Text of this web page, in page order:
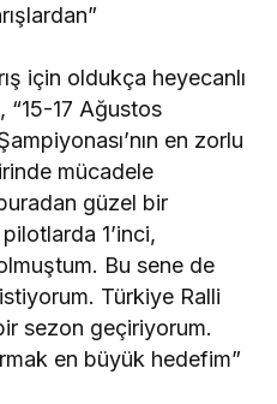
için oldukça heyecanlı
“15-17 Ağustos
en zorlu
mücadele
güzel bir
pilotlarda 1’inci,
Bu sene de
Türkiye Ralli
sezon geçiriyorum.
en büyük hedefim”